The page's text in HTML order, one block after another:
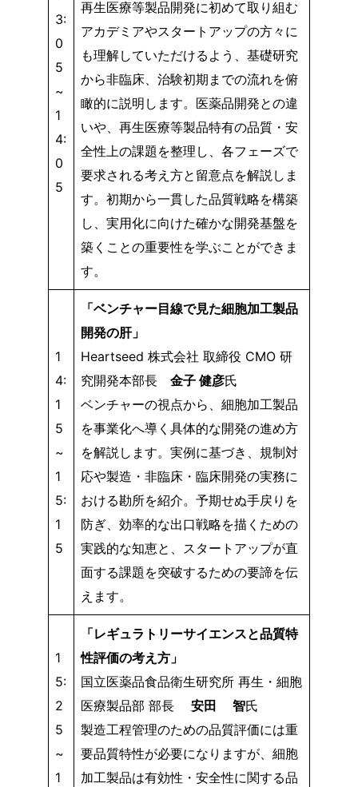
3:
0
5
~
1
4:
0
5
再生医療等製品開発に初めて取り組む
アカデミアやスタートアップの方々に
も理解していただけるよう、基礎研究
から非臨床、治験初期までの流れを俯
瞰的に説明します。医薬品開発との違
いや、再生医療等製品特有の品質・安
全性上の課題を整理し、各フェーズで
要求される考え方と留意点を解説しま
す。初期から一貫した品質戦略を構築
し、実用化に向けた確かな開発基盤を
築くことの重要性を学ぶことができま
す。​
1
4:
1
5
~
1
5:
1
5
「ベンチャー目線で見た細胞加工製品
開発の肝」
Heartseed 株式会社 取締役 CMO 研
究開発本部長​ 金子 健彦氏
ベンチャーの視点から、細胞加工製品
を事業化へ導く具体的な開発の進め方
を解説します。実例に基づき、規制対
応や製造・非臨床・臨床開発の実務に
おける勘所を紹介。予期せぬ手戻りを
防ぎ、効率的な出口戦略を描くための
実践的な知恵と、スタートアップが直
面する課題を突破するための要諦を伝
えます。​
1
5:
2
5
~
1
「レギュラトリーサイエンスと品質特
性評価の考え方」
国立医薬品食品衛生研究所 再生・細胞
医療製品部 部長​ 安田 智氏
製造工程管理のための品質評価には重
要品質特性が必要になりますが、細胞
加工製品は有効性・安全性に関する品